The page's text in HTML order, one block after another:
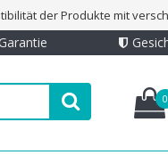
der Produkte mit
0